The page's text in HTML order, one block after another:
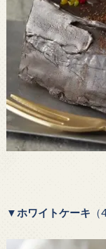
▼ホワイトケーキ